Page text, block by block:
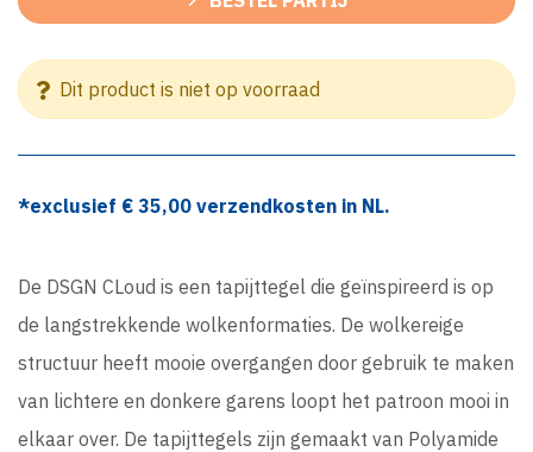
Dit product is niet op voorraad
*exclusief € 35,00 verzendkosten in NL.
De DSGN CLoud is een tapijttegel die geïnspireerd is op
de langstrekkende wolkenformaties. De wolkereige
structuur heeft mooie overgangen door gebruik te maken
van lichtere en donkere garens loopt het patroon mooi in
elkaar over. De tapijttegels zijn gemaakt van Polyamide